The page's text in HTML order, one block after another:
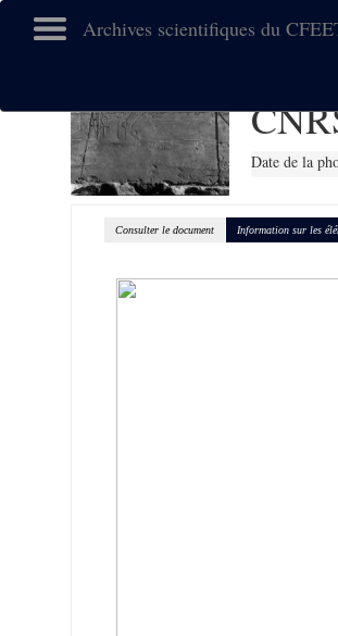
Archives scientifiques du
Date de la
Consulter le document Information sur les